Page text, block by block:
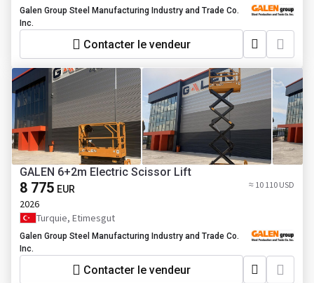
Galen Group Steel Manufacturing Industry and Trade Co.
Inc.
Contacter le vendeur
GALEN 6+2m Electric Scissor Lift
8 775 EUR ≈ 10 110 USD
2026
Turquie, Etimesgut
Galen Group Steel Manufacturing Industry and Trade Co.
Inc.
Contacter le vendeur